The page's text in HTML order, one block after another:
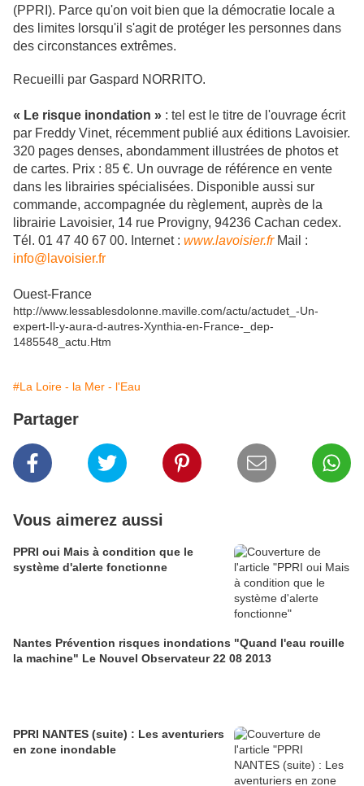
(PPRI). Parce qu'on voit bien que la démocratie locale a
des limites lorsqu'il s'agit de protéger les personnes dans
des circonstances extrêmes.
Recueilli par Gaspard NORRITO.
« Le risque inondation » : tel est le titre de l'ouvrage écrit
par Freddy Vinet, récemment publié aux éditions Lavoisier.
320 pages denses, abondamment illustrées de photos et
de cartes. Prix : 85 €. Un ouvrage de référence en vente
dans les librairies spécialisées. Disponible aussi sur
commande, accompagnée du règlement, auprès de la
librairie Lavoisier, 14 rue Provigny, 94236 Cachan cedex.
Tél. 01 47 40 67 00. Internet : www.lavoisier.fr Mail :
info@lavoisier.fr
Ouest-France
http://www.lessablesdolonne.maville.com/actu/actudet_-Un-
expert-Il-y-aura-d-autres-Xynthia-en-France-_dep-
1485548_actu.Htm
#La Loire - la Mer - l'Eau
Partager
Vous aimerez aussi
PPRI oui Mais à condition que le
système d'alerte fonctionne
Nantes Prévention risques inondations "Quand l'eau rouille
la machine" Le Nouvel Observateur 22 08 2013
PPRI NANTES (suite) : Les aventuriers
en zone inondable